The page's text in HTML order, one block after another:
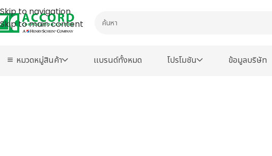
Skip to navigation
Skip to main content
หมวดหมู่สินค้า เเบรนด์ทั้งหมด โปรโมชัน ข้อมูลบริษัท